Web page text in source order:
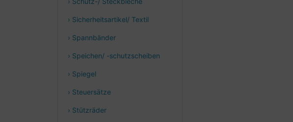
› Sicherheitsartikel/ Textil
› Spannbänder
› Speichen/ -schutzscheiben
› Spiegel
› Steuersätze
› Stützräder